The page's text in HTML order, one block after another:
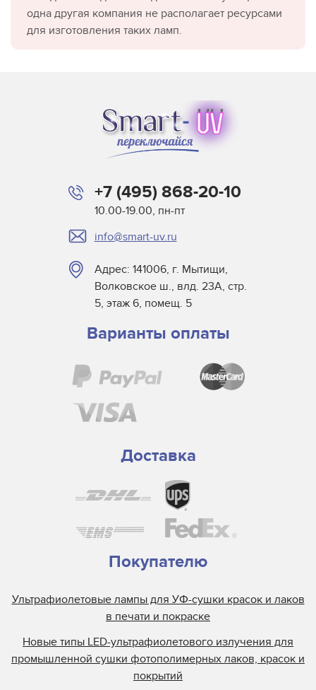
одна другая компания не располагает ресурсами
для изготовления таких ламп.
+7 (495) 868-20-10
10.00-19.00, пн-пт
info@smart-uv.ru
Адрес: 141006, г. Мытищи,
Волковское ш., влд. 23А, стр.
5, этаж 6, помещ. 5
Варианты оплаты
Доставка
Покупателю
Ультрафиолетовые лампы для УФ-сушки красок и лаков
в печати и покраске
Новые типы LED-ультрафиолетового излучения для
промышленной сушки фотополимерных лаков, красок и
покрытий